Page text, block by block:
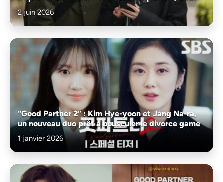
2 juin 2026
“Good Partner 2” : Kim Hye-yoon et Jang Na-ra,
un nouveau duo prêt à bousculer le divorce game
1 janvier 2026